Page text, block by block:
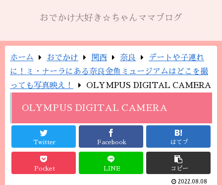
おでかけ大好き☆ちゃんママブログ
ホーム おでかけ 関西 奈良
デートや子連れ
に！ミ・ナーラにある奈良金魚ミュージアムはどこを撮
っても写真映え！
OLYMPUS DIGITAL CAMERA
OLYMPUS DIGITAL CAMERA
Twitter Facebook はてブ
Pocket LINE コピー
2022.08.08